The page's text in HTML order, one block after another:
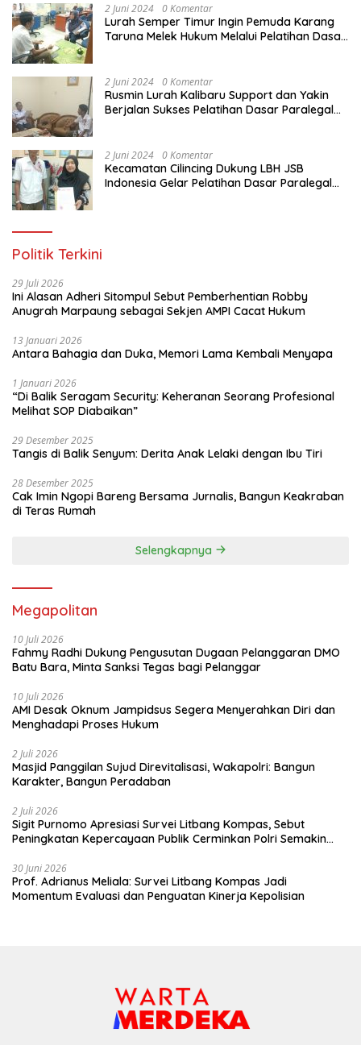
2 Juni 2024 0 Komentar
Lurah Semper Timur Ingin Pemuda Karang
Taruna Melek Hukum Melalui Pelatihan Dasar
2 Juni 2024 0 Komentar
Rusmin Lurah Kalibaru Support dan Yakin
Berjalan Sukses Pelatihan Dasar Paralegal
2 Juni 2024 0 Komentar
Kecamatan Cilincing Dukung LBH JSB
Indonesia Gelar Pelatihan Dasar Paralegal
Politik Terkini
29 Juli 2026
Ini Alasan Adheri Sitompul Sebut Pemberhentian Robby
Anugrah Marpaung sebagai Sekjen AMPI Cacat Hukum
13 Januari 2026
Antara Bahagia dan Duka, Memori Lama Kembali Menyapa
1 Januari 2026
“Di Balik Seragam Security: Keheranan Seorang Profesional
Melihat SOP Diabaikan”
29 Desember 2025
Tangis di Balik Senyum: Derita Anak Lelaki dengan Ibu Tiri
28 Desember 2025
Cak Imin Ngopi Bareng Bersama Jurnalis, Bangun Keakraban
di Teras Rumah
Selengkapnya
Megapolitan
10 Juli 2026
Fahmy Radhi Dukung Pengusutan Dugaan Pelanggaran DMO
Batu Bara, Minta Sanksi Tegas bagi Pelanggar
10 Juli 2026
AMI Desak Oknum Jampidsus Segera Menyerahkan Diri dan
Menghadapi Proses Hukum
2 Juli 2026
Masjid Panggilan Sujud Direvitalisasi, Wakapolri: Bangun
Karakter, Bangun Peradaban
2 Juli 2026
Sigit Purnomo Apresiasi Survei Litbang Kompas, Sebut
Peningkatan Kepercayaan Publik Cerminkan Polri Semakin
30 Juni 2026
Prof. Adrianus Meliala: Survei Litbang Kompas Jadi
Momentum Evaluasi dan Penguatan Kinerja Kepolisian